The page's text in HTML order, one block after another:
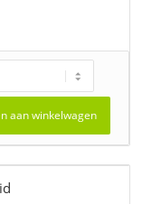
aan winkelwagen